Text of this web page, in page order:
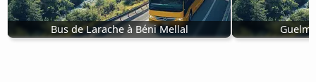
Bus de Larache à Béni Mellal